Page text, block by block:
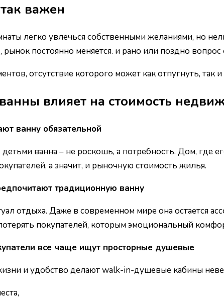
важен
легко увлечься собственными желаниями, но
постоянно меняется. и рано или поздно вопрос
отсутствие которого может как отпугнуть,
влияет на стоимость
ванну обязательной
ванна – не роскошь, а потребность. Дом, где
а значит, и рыночную стоимость жилья.
традиционную ванну
отдыха. Даже в современном мире она остается
покупателей, которым эмоциональный
все чаще ищут просторные душевые
и удобство делают walk-in-душевые кабины